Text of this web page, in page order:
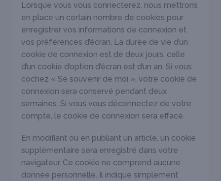
Lorsque vous vous connecterez, nous mettrons
en place un certain nombre de cookies pour
enregistrer vos informations de connexion et
vos préférences d’écran. La durée de vie d’un
cookie de connexion est de deux jours, celle
d’un cookie d’option d’écran est d’un an. Si vous
cochez « Se souvenir de moi », votre cookie de
connexion sera conservé pendant deux
semaines. Si vous vous déconnectez de votre
compte, le cookie de connexion sera effacé.
En modifiant ou en publiant un article, un cookie
supplémentaire sera enregistré dans votre
navigateur. Ce cookie ne comprend aucune
donnée personnelle. Il indique simplement